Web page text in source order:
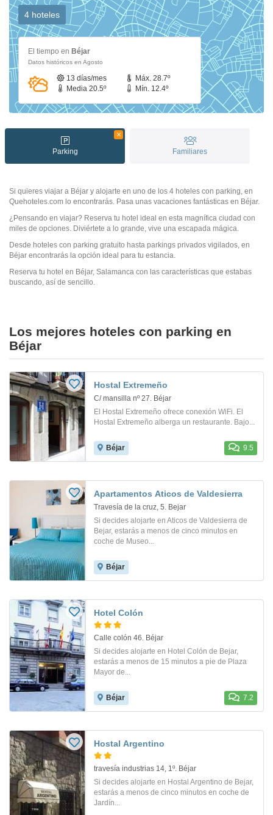
4 hoteles
El tiempo en Béjar
Datos históricos en Agosto
13 días/mes
Máx. 28.7º
Media 20.5º
Mín. 12.4º
Parking Familiares
Si quieres viajar a Béjar y alojarte en uno de los 4 hoteles con parking, en
Quehoteles.com lo encontrarás. Pasa unas vacaciones fantásticas en Béjar.
¿Pensando en viajar? Reserva tu hotel ideal en esta magnífica ciudad con
miles de opciones. Diviértete a lo grande, vive una escapada mágica.
Desde hoteles con parking gratuito hasta parkings privados vigilados, en
Béjar encontrarás la opción ideal para tu estancia.
Reserva tu hotel en Béjar, Salamanca con las características que estabas
buscando, así de sencillo.
Los mejores hoteles con parking en
Béjar
Hostal Extremeño
C/ mansilla nº 27. Béjar
El Hostal Extremeño ofrece conexión WiFi. El
Hostal Extremeño alberga un restaurante. Bajo...
Béjar 9.5
Apartamentos Aticos de Valdesierra
Travesía de la cruz, 5. Bejar
Si decides alojarte en Aticos de Valdesierra de
Bejar, estarás a menos de cinco minutos en
coche de Museo...
Béjar
Hotel Colón
Calle colón 46. Béjar
Si decides alojarte en Hotel Colón de Bejar,
estarás a menos de 15 minutos a pie de Plaza
Mayor de...
Béjar 7.2
Hostal Argentino
travesía industrias 14, 1º. Béjar
Si decides alojarte en Hostal Argentino de Bejar,
estarás a menos de cinco minutos en coche de
Jardín...